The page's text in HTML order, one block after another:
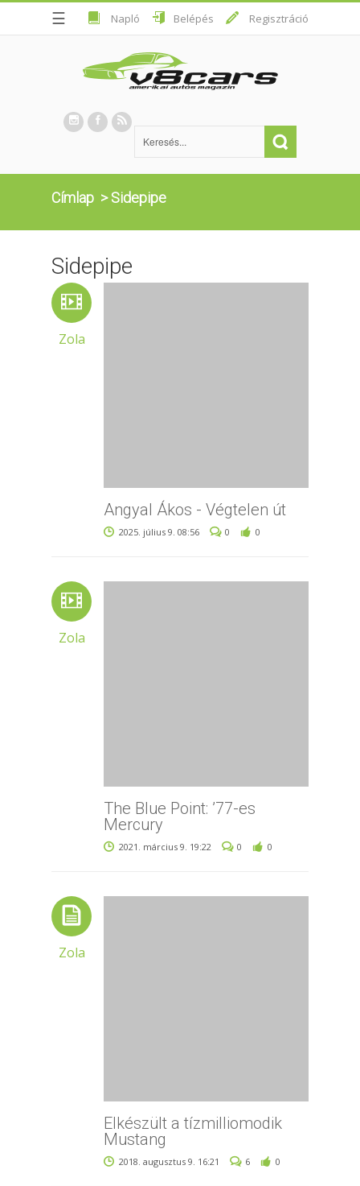
☰ Napló Belépés Regisztráció
Címlap >Sidepipe
Sidepipe
Zola
Angyal Ákos - Végtelen út
2025. július 9. 08:56 0 0
Zola
The Blue Point: ’77-es
Mercury
2021. március 9. 19:22 0 0
Zola
Elkészült a tízmilliomodik
Mustang
2018. augusztus 9. 16:21 6 0